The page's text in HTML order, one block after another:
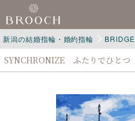
新潟の結婚指輪・婚約指輪 BRIDGE
SYNCHRONIZE ふたりでひとつ